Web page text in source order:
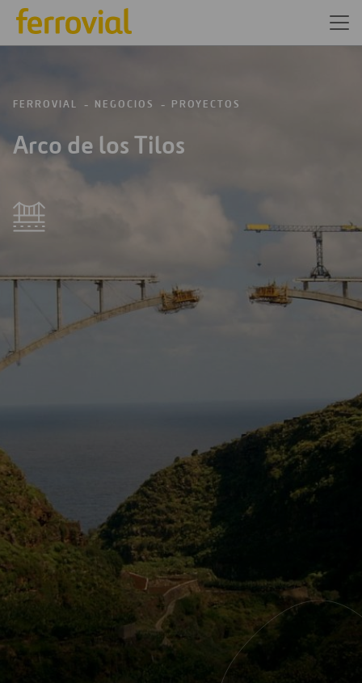
FERROVIAL NEGOCIOS PROYECTOS
Arco de los Tilos